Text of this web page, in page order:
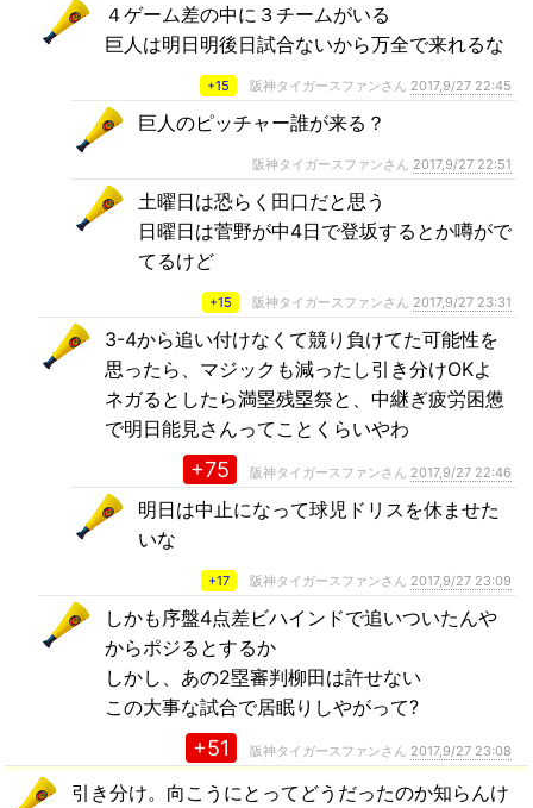
４ゲーム差の中に３チームがいる
巨人は明日明後日試合ないから万全で来れるな
+15 阪神タイガースファンさん 2017,9/27 22:45
巨人のピッチャー誰が来る？
阪神タイガースファンさん 2017,9/27 22:51
土曜日は恐らく田口だと思う
日曜日は菅野が中4日で登坂するとか噂がで
てるけど
+15 阪神タイガースファンさん 2017,9/27 23:31
3-4から追い付けなくて競り負けてた可能性を
思ったら、マジックも減ったし引き分けOKよ
ネガるとしたら満塁残塁祭と、中継ぎ疲労困憊
で明日能見さんってことくらいやわ
+75 阪神タイガースファンさん 2017,9/27 22:46
明日は中止になって球児ドリスを休ませた
いな
+17 阪神タイガースファンさん 2017,9/27 23:09
しかも序盤4点差ビハインドで追いついたんや
からポジるとするか
しかし、あの2塁審判柳田は許せない
この大事な試合で居眠りしやがって?
+51 阪神タイガースファンさん 2017,9/27 23:08
引き分け。向こうにとってどうだったのか知らんけ